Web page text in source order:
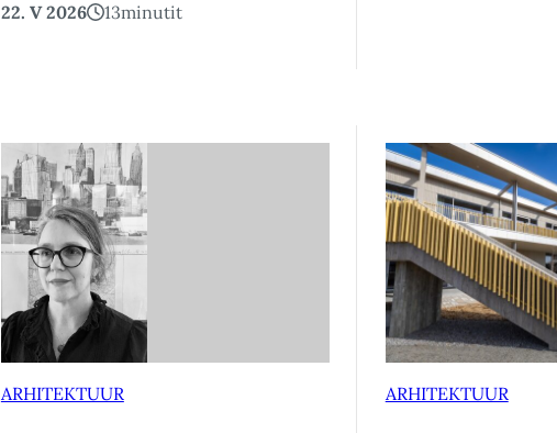
22. V 2026 13minutit
ARHITEKTUUR ARHITEKTUUR